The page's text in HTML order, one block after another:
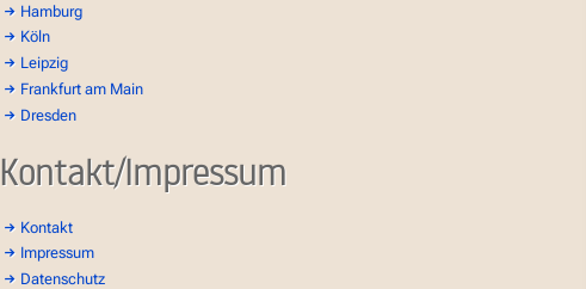
Hamburg
Köln
Leipzig
Frankfurt am Main
Dresden
Kontakt/Impressum
Kontakt
Impressum
Datenschutz